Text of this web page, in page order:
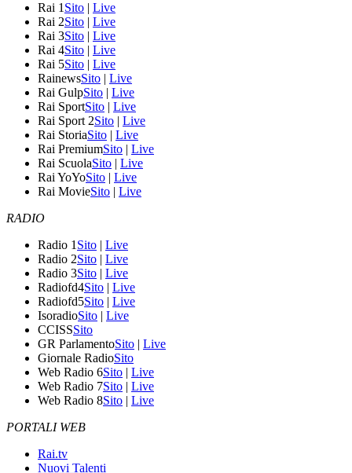
Rai 1 Sito | Live
Rai 2Sito | Live
Rai 3Sito | Live
Rai 4Sito | Live
Rai 5Sito | Live
RainewsSito | Live
Rai GulpSito | Live
Rai SportSito | Live
Rai Sport 2Sito | Live
Rai StoriaSito | Live
Rai PremiumSito | Live
Rai ScuolaSito | Live
Rai YoYoSito | Live
Rai MovieSito | Live
RADIO
Radio 1 Sito | Live
Radio 2Sito | Live
Radio 3Sito | Live
Radiofd4Sito | Live
Radiofd5Sito | Live
IsoradioSito | Live
CCISSSito
GR ParlamentoSito | Live
Giornale RadioSito
Web Radio 6Sito | Live
Web Radio 7Sito | Live
Web Radio 8Sito | Live
PORTALI WEB
Rai.tv
Nuovi Talenti